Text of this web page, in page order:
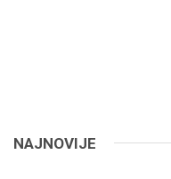
NAJNOVIJE